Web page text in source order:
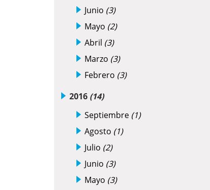
Junio (3)
Mayo (2)
Abril (3)
Marzo (3)
Febrero (3)
2016 (14)
Septiembre (1)
Agosto (1)
Julio (2)
Junio (3)
Mayo (3)